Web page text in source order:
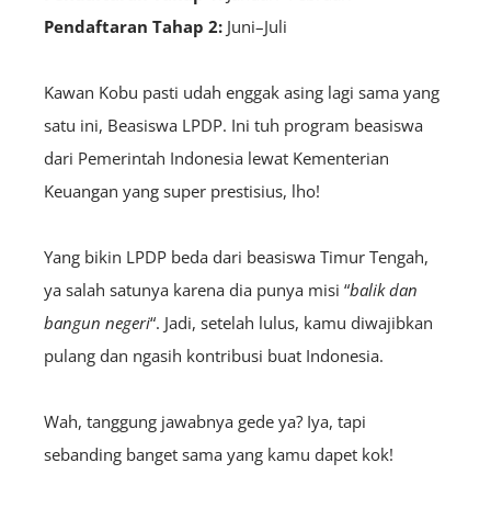
Pendaftaran Tahap 2: Juni–Juli
Kawan Kobu pasti udah enggak asing lagi sama yang
satu ini, Beasiswa LPDP. Ini tuh program beasiswa
dari Pemerintah Indonesia lewat Kementerian
Keuangan yang super prestisius, lho!
Yang bikin LPDP beda dari beasiswa Timur Tengah,
ya salah satunya karena dia punya misi “balik dan
bangun negeri“. Jadi, setelah lulus, kamu diwajibkan
pulang dan ngasih kontribusi buat Indonesia.
Wah, tanggung jawabnya gede ya? Iya, tapi
sebanding banget sama yang kamu dapet kok!